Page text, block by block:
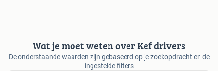
Wat je moet weten over Kef drivers
De onderstaande waarden zijn gebaseerd op je zoekopdracht en de
ingestelde filters